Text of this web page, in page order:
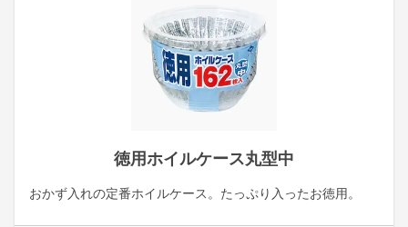
徳用ホイルケース丸型中
おかず入れの定番ホイルケース。たっぷり入ったお徳用。